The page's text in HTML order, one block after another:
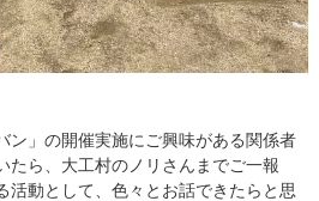
ン」の開催実施にご興味がある関係者
たら、大工村のノリさんまでご一報
活動として、色々とお話できたらと思